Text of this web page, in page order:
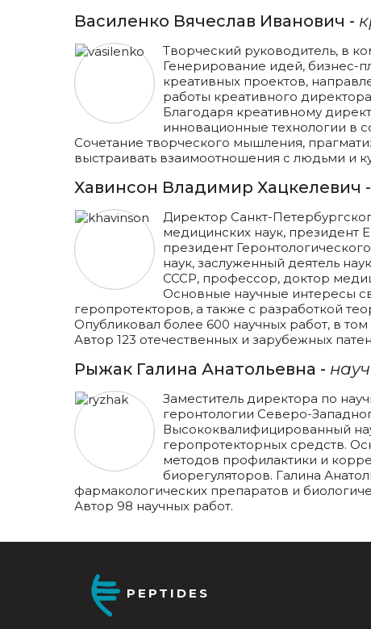
Василенко Вячеслав Иванович -
Творческий руководитель, в
Генерирование идей, бизнес-
креативных проектов,
работы креативного
Благодаря креативному
инновационные технологии в
Сочетание творческого мышления,
выстраивать взаимоотношения с людьми и
Хавинсон Владимир Хацкелевич -
Директор Санкт-
медицинских наук, президент
президент
наук, заслуженный деятель
СССР, профессор, доктор
Основные научные интересы
геропротекторов, а также с разработкой
Опубликовал более 600 научных работ, в
Автор 123 отечественных и зарубежных
Рыжак Галина Анатольевна -
Заместитель директора по
геронтологии Северо-
Высококвалифицированный
геропротекторных средств.
методов профилактики и
биорегуляторов. Галина
фармакологических препаратов и
Автор 98 научных работ.
PEPTIDES